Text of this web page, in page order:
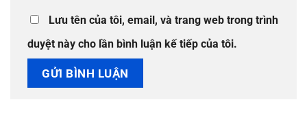
Lưu tên của tôi, email, và trang web trong trình
duyệt này cho lần bình luận kế tiếp của tôi.